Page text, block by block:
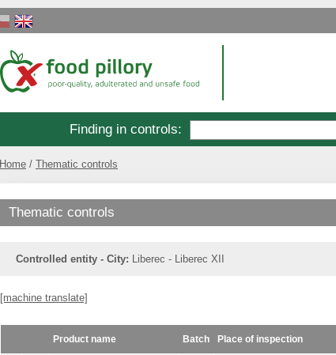
Finding in controls:
Home Thematic controls
Thematic controls
Controlled entity - City: Liberec - Liberec XII
[machine translate]
Product name Batch Place of inspection